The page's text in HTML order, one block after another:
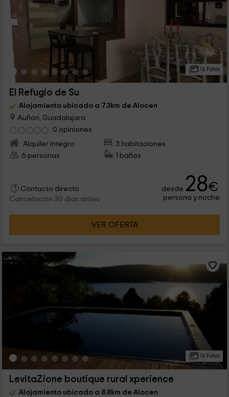
16 Fotos
El Refugio de Su
Alojamiento ubicado a 7.3km de Alocen
Auñon, Guadalajara
0 opiniones
Alquiler íntegro
3 habitaciones
6 personas
1 baños
Contacto directo
Cancelación 30 días antes
desde 28€
persona y noche
VER OFERTA
16 Fotos
LevitaZione boutique rural xperience
Alojamiento ubicado a 8.8km de Alocen